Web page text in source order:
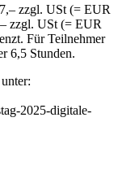
zzgl. USt (= EUR
zzgl. USt (= EUR
Für Teilnehmer
6,5 Stunden.
2025-digitale-